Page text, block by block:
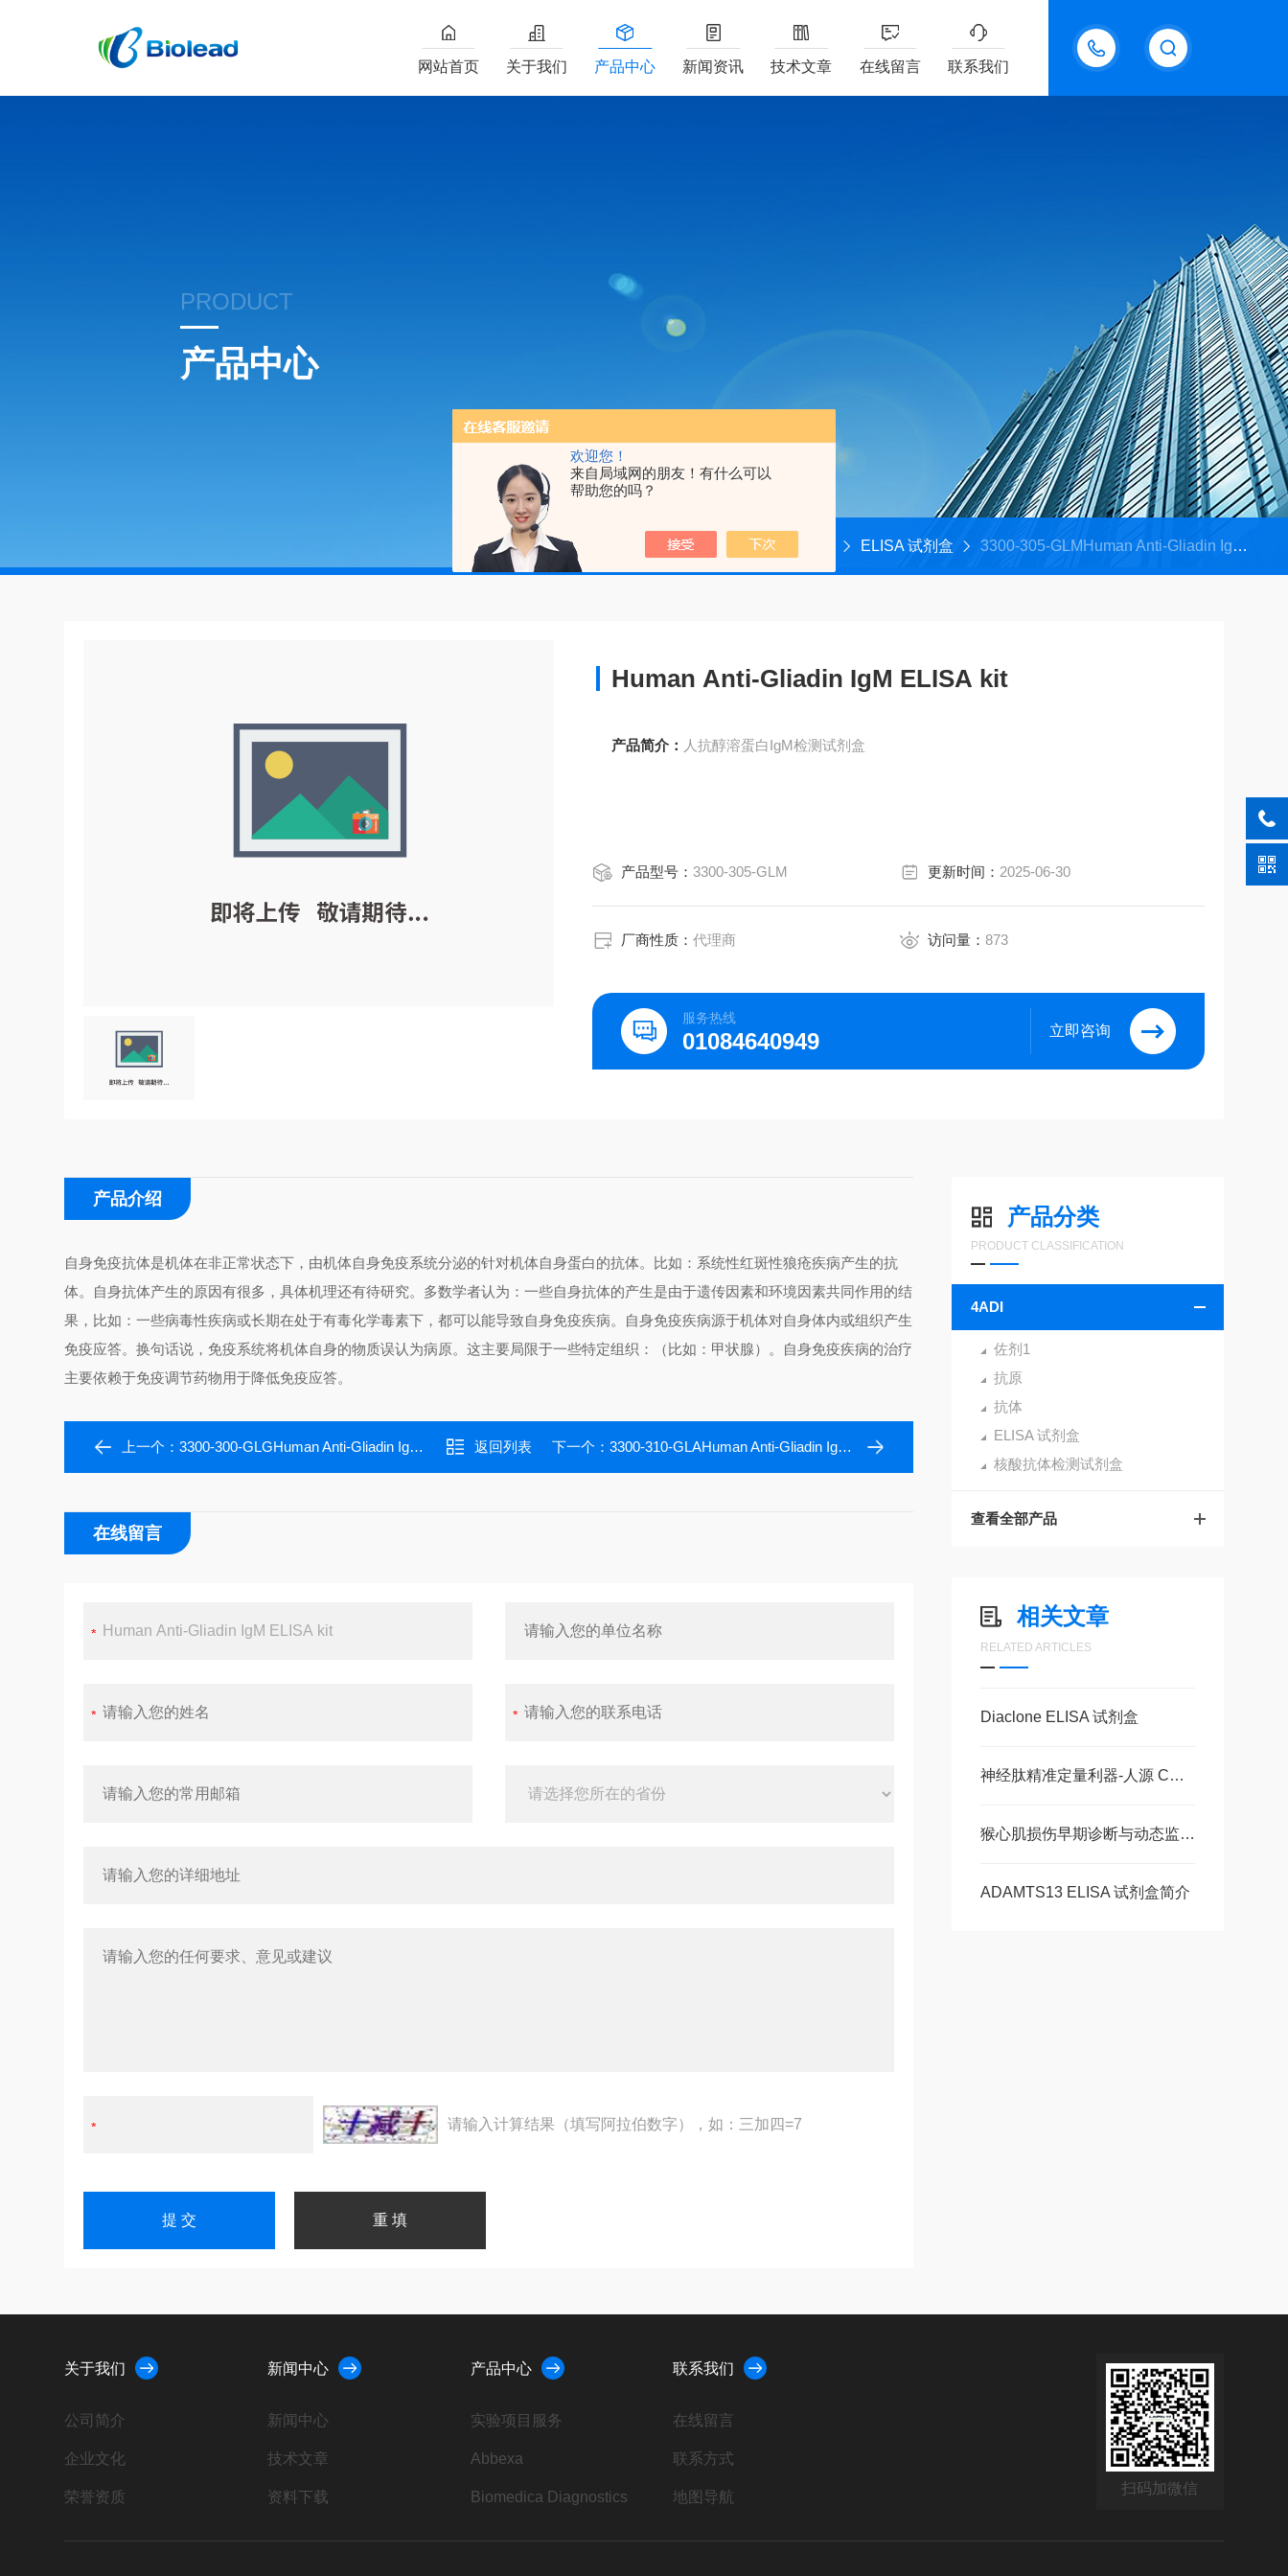
欢迎您！
来自局域网的朋友！有什么可以
帮助您的吗？
18611095289
网站首页 关于我们 产品中心 新闻资讯 技术文章 在线留言 联系我们
PRODUCT
产品中心
首页 产品中心 ELISA 试剂盒 3300-305-GLMHuman Anti-Gliadin IgM ELISA kit
Human Anti-Gliadin IgM ELISA kit
产品简介： 人抗醇溶蛋白IgM检测试剂盒
产品型号：3300-305-GLM 更新时间： 2025-06-30
厂商性质：代理商 访问量： 873
服务热线
01084640949 立即咨询
产品分类
PRODUCT CLASSIFICATION
4ADI
佐剂1
抗原
抗体
ELISA 试剂盒
核酸抗体检测试剂盒
查看全部产品
相关文章
RELATED ARTICLES
Diaclone ELISA 试剂盒
神经肽精准定量利器-人源 CGRP ELISA 试剂盒，多类型样本直接检测
猴心肌损伤早期诊断与动态监测-猴肌红蛋白ELISA 试剂盒
ADAMTS13 ELISA 试剂盒简介
产品介绍
自身免疫抗体是机体在非正常状态下，由机体自身免疫系统分泌的针对机体自身蛋白的抗体。比如：系统性红斑性狼疮疾病产生的抗
体。自身抗体产生的原因有很多，具体机理还有待研究。多数学者认为：一些自身抗体的产生是由于遗传因素和环境因素共同作用的结
果，比如：一些病毒性疾病或长期在处于有毒化学毒素下，都可以能导致自身免疫疾病。自身免疫疾病源于机体对自身体内或组织产生
免疫应答。换句话说，免疫系统将机体自身的物质误认为病原。这主要局限于一些特定组织：（比如：甲状腺）。自身免疫疾病的治疗
主要依赖于免疫调节药物用于降低免疫应答。
上一个：3300-300-GLGHuman Anti-Gliadin IgG ELISA kit 返回列表 下一个： 3300-310-GLAHuman Anti-Gliadin IgA ELISA kit
在线留言
请输入计算结果（填写阿拉伯数字），如：三加四=7
关于我们
公司简介
企业文化
荣誉资质
新闻中心
新闻中心
技术文章
资料下载
产品中心
实验项目服务
Abbexa
Biomedica Diagnostics
联系我们
在线留言
联系方式
地图导航
扫码加微信